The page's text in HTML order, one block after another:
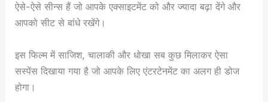
ऐसे-ऐसे सीन्स हैं जो आपके एक्साइटमेंट को और ज्यादा बढ़ा देंगे और
आपको सीट से बांधे रखेंगे।
इस फिल्म में साजिश, चालाकी और धोखा सब कुछ मिलाकर ऐसा
सस्पेंस दिखाया गया है जो आपके लिए एंटरटेनमेंट का अलग ही डोज
होगा।